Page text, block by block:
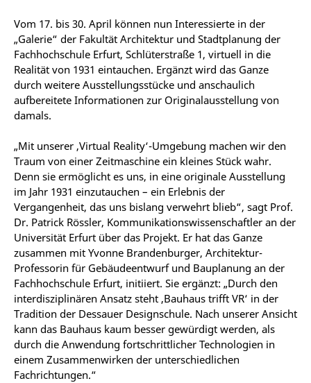
Vom 17. bis 30. April können nun Interessierte in der
„Galerie“ der Fakultät Architektur und Stadtplanung der
Fachhochschule Erfurt, Schlüterstraße 1, virtuell in die
Realität von 1931 eintauchen. Ergänzt wird das Ganze
durch weitere Ausstellungsstücke und anschaulich
aufbereitete Informationen zur Originalausstellung von
damals.
„Mit unserer ‚Virtual Reality‘-Umgebung machen wir den
Traum von einer Zeitmaschine ein kleines Stück wahr.
Denn sie ermöglicht es uns, in eine originale Ausstellung
im Jahr 1931 einzutauchen – ein Erlebnis der
Vergangenheit, das uns bislang verwehrt blieb“, sagt Prof.
Dr. Patrick Rössler, Kommunikationswissenschaftler an der
Universität Erfurt über das Projekt. Er hat das Ganze
zusammen mit Yvonne Brandenburger, Architektur-
Professorin für Gebäudeentwurf und Bauplanung an der
Fachhochschule Erfurt, initiiert. Sie ergänzt: „Durch den
interdisziplinären Ansatz steht ‚Bauhaus trifft VR‘ in der
Tradition der Dessauer Designschule. Nach unserer Ansicht
kann das Bauhaus kaum besser gewürdigt werden, als
durch die Anwendung fortschrittlicher Technologien in
einem Zusammenwirken der unterschiedlichen
Fachrichtungen.“